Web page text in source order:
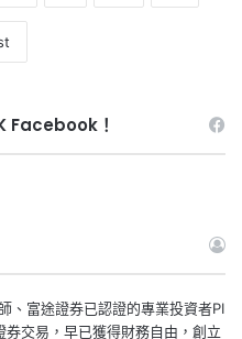
Facebook！
、富途證券已認證的專業投資者PI
交易，早已獲得財務自由，創立